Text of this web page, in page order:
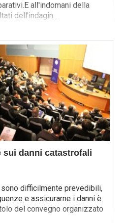
all'indomani della
dell'indagin...
sui danni catastrofali
difficilmente prevedibili,
e assicurarne i danni è
del convegno organizzato